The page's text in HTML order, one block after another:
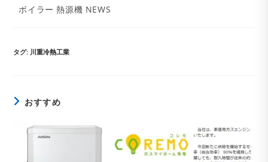
公
者:
投
ゴ
ボイラー 熱源機 NEWS
タグ: 川重冷熱工業
おすすめ